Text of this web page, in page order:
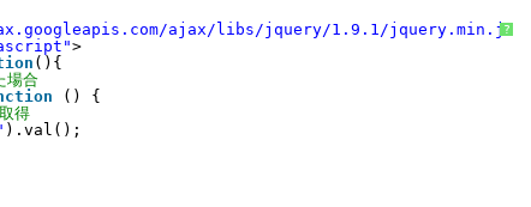
?
ajax/libs/jquery/1.9.1/jquery.min.js"
>
(){
場合
() {
得
).val();